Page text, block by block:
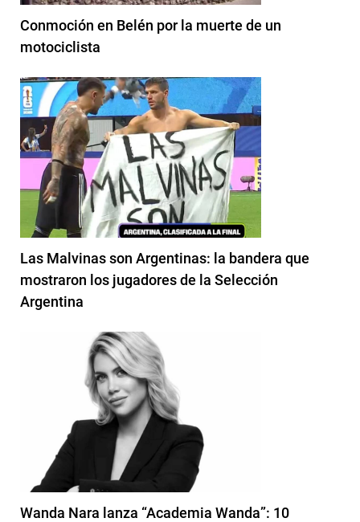
Conmoción en Belén por la muerte de un
motociclista
Las Malvinas son Argentinas: la bandera que
mostraron los jugadores de la Selección
Argentina
Wanda Nara lanza “Academia Wanda”: 10